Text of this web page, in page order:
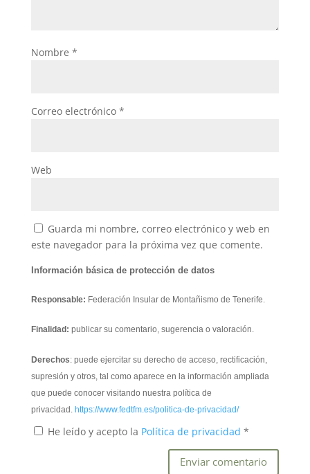
Nombre *
Correo electrónico *
Web
Guarda mi nombre, correo electrónico y web en
este navegador para la próxima vez que comente.
Información básica de protección de datos
Responsable: Federación Insular de Montañismo de Tenerife.
Finalidad: publicar su comentario, sugerencia o valoración.
Derechos: puede ejercitar su derecho de acceso, rectificación,
supresión y otros, tal como aparece en la información ampliada
que puede conocer visitando nuestra política de
privacidad. https://www.fedtfm.es/politica-de-privacidad/
He leído y acepto la Política de privacidad *